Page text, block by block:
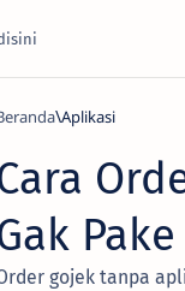
Aplikasi
gojek tanpa